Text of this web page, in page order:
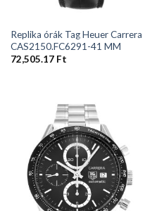
Replika órák Tag Heuer Carrera
CAS2150.FC6291-41 MM
72,505.17 Ft